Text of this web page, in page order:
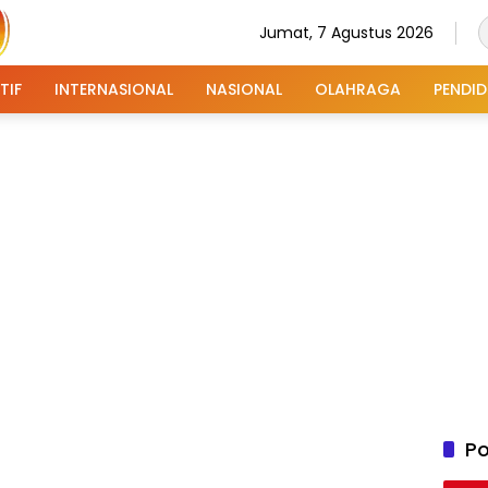
Jumat, 7 Agustus 2026
INTERNASIONAL NASIONAL OLAHRAGA